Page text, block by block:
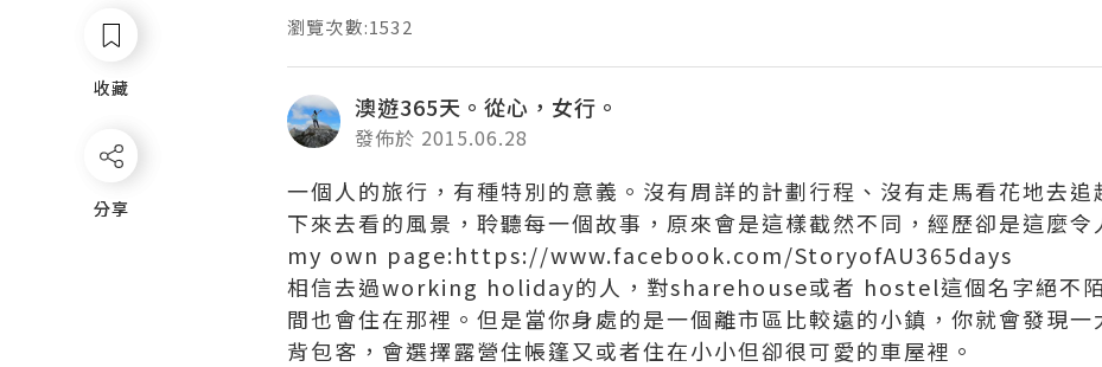
收藏
分享
瀏覽次數:1532
澳遊365天。從心，女行。
發佈於 2015.06.28
一個人的旅行，有種特別的意義。沒有周詳的計劃行程、沒有走馬看花地去追
下來去看的風景，聆聽每一個故事，原來會是這樣截然不同，經歷卻是這麼令
my own page:https://www.facebook.com/StoryofAU365days
相信去過working holiday的人，對sharehouse或者 hostel這個名字絕不
間也會住在那裡。但是當你身處的是一個離市區比較遠的小鎮，你就會發現一
背包客，會選擇露營住帳篷又或者住在小小但卻很可愛的車屋裡。
收藏
分享